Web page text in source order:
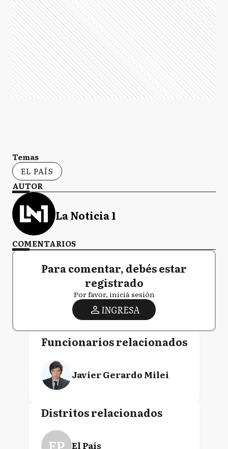
Temas
EL PAÍS
AUTOR
La Noticia 1
COMENTARIOS
Para comentar, debés estar
registrado
Por favor, iniciá sesión
INGRESA
Funcionarios relacionados
Javier Gerardo Milei
Distritos relacionados
El País